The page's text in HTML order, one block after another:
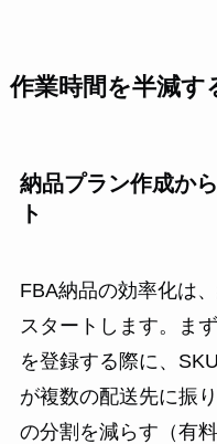
作業時間を半減す
納品プラン作成か
ト
FBA納品の効率化は
スタートします。ま
を登録する際に、
が複数の配送先に振
の分割を減らす（有